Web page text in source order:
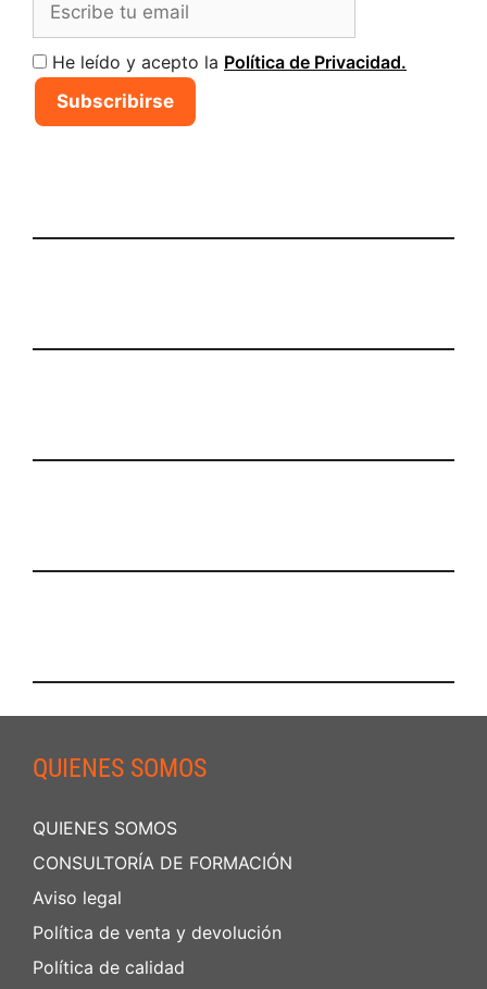
He leído y acepto la Política de Privacidad.
QUIENES SOMOS
QUIENES SOMOS
CONSULTORÍA DE FORMACIÓN
Aviso legal
Política de venta y devolución
Política de calidad